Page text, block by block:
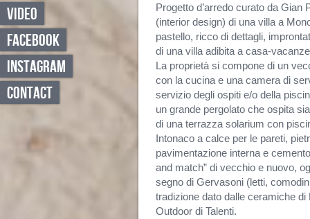
VIDEO
FACEBOOK
INSTAGRAM
CONTACT
Progetto d’arredo curato da
(interior design) di una villa a
pastello, ricco di dettagli,
di una villa adibita a casa-
La proprietà si compone di un
con la cucina e una camera di
servizio degli ospiti e/o della
un grande pergolato che ospita
di una terrazza solarium con
Intonaco a calce per le pareti,
pavimentazione interna e
and match” di vecchio e nuovo,
segno di Gervasoni (letti,
tradizione dato dalle ceramiche
Outdoor di Talenti.